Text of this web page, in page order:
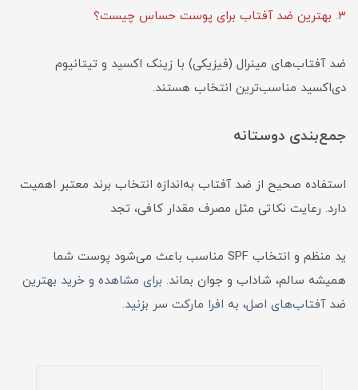
۳. بهترین ضد آفتاب برای پوست حساس چیست؟
ضد آفتاب‌های مینرال (فیزیکی) با زینک اکسید و تیتانیوم
دی‌اکسید مناسب‌ترین انتخاب هستند.
جمع‌بندی دوستانه
استفاده صحیح از ضد آفتاب به‌اندازه انتخاب برند معتبر اهمیت
دارد. رعایت نکاتی مثل مصرف مقدار کافی، تجد
ید منظم و انتخاب SPF مناسب باعث می‌شود پوست شما
همیشه سالم، شاداب و جوان بماند. برای مشاهده و خرید بهترین
ضد آفتاب‌های اصل، به افرا مارکت سر بزنید.